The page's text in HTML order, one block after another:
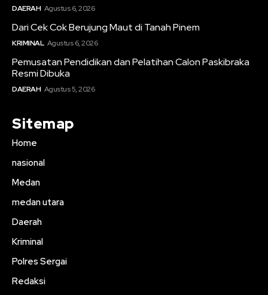
DAERAH Agustus 6, 2026
Dari Cek Cok Berujung Maut di Tanah Pinem
KRIMINAL Agustus 6, 2026
Pemusatan Pendidikan dan Pelatihan Calon Paskibraka
Resmi Dibuka
DAERAH Agustus 5, 2026
Sitemap
Home
nasional
Medan
medan utara
Daerah
Kriminal
Polres Sergai
Redaksi